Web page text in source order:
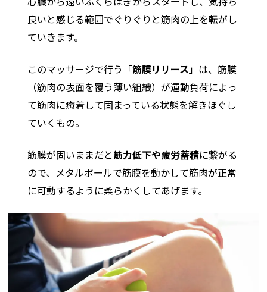
良いと感じる範囲でぐりぐりと筋肉の上を転がし
ていきます。
このマッサージで行う「筋膜リリース」は、筋膜
（筋肉の表面を覆う薄い組織）が運動負荷によっ
て筋肉に癒着して固まっている状態を解きほぐし
ていくもの。
筋膜が固いままだと筋力低下や疲労蓄積に繋がる
ので、メタルボールで筋膜を動かして筋肉が正常
に可動するように柔らかくしてあげます。